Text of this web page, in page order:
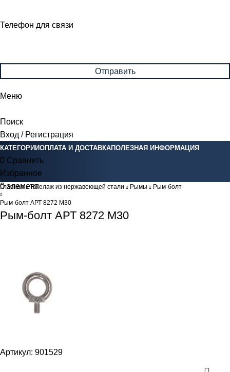
Телефон для связи
Меню
Поиск
Вход / Регистрация
КАТЕГОРИИОПЛАТА И ДОСТАВКАПОЛЕЗНАЯ ИНФОРМАЦИЯ
0 Сравнить
Избранное
0элемент 0Br
Главная Такелаж из нержавеющей стали Рымы Рым-болт
Рым-болт АРТ 8272 М30
Рым-болт АРТ 8272 М30
Артикул: 901529